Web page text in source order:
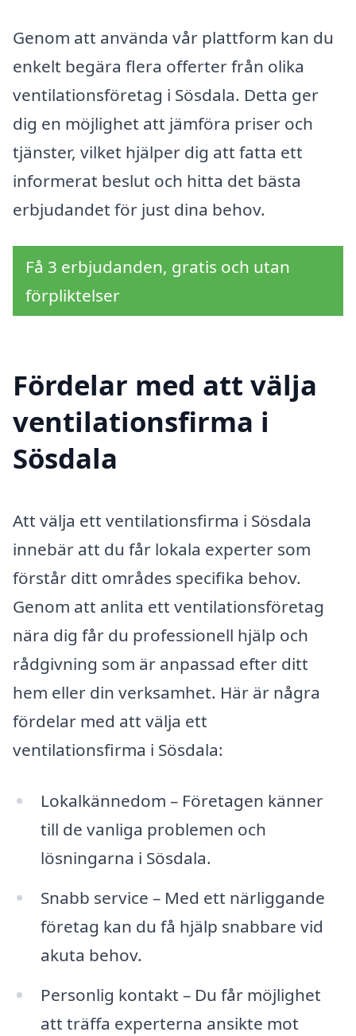
Genom att använda vår plattform kan du
enkelt begära flera offerter från olika
ventilationsföretag i Sösdala. Detta ger
dig en möjlighet att jämföra priser och
tjänster, vilket hjälper dig att fatta ett
informerat beslut och hitta det bästa
erbjudandet för just dina behov.
Få 3 erbjudanden, gratis och utan
förpliktelser
Fördelar med att välja
ventilationsfirma i
Sösdala
Att välja ett ventilationsfirma i Sösdala
innebär att du får lokala experter som
förstår ditt områdes specifika behov.
Genom att anlita ett ventilationsföretag
nära dig får du professionell hjälp och
rådgivning som är anpassad efter ditt
hem eller din verksamhet. Här är några
fördelar med att välja ett
ventilationsfirma i Sösdala:
Lokalkännedom – Företagen känner
till de vanliga problemen och
lösningarna i Sösdala.
Snabb service – Med ett närliggande
företag kan du få hjälp snabbare vid
akuta behov.
Personlig kontakt – Du får möjlighet
att träffa experterna ansikte mot